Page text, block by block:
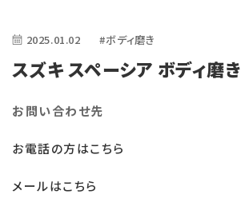
ごあいさつ
2025.01.02 #ボディ磨き
スズキ スペーシア ボディ磨き
お問い合わせ先
お電話の方はこちら
メールはこちら